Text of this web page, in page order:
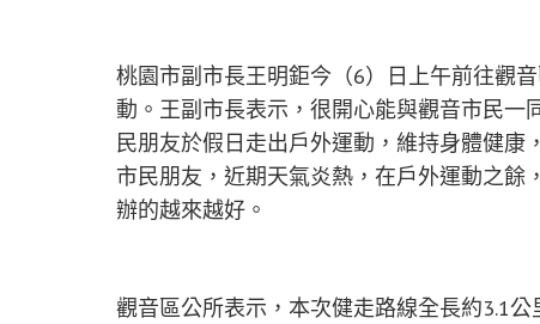
桃園市副市長王明鉅今（6）日上午前往觀
動。王副市長表示，很開心能與觀音市民一
民朋友於假日走出戶外運動，維持身體健
市民朋友，近期天氣炎熱，在戶外運動之
辦的越來越好。
觀音區公所表示，本次健走路線全長約3.1